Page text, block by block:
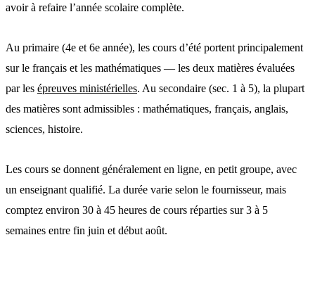
avoir à refaire l’année scolaire complète.
Au primaire (4e et 6e année), les cours d’été portent principalement
sur le français et les mathématiques — les deux matières évaluées
par les épreuves ministérielles. Au secondaire (sec. 1 à 5), la plupart
des matières sont admissibles : mathématiques, français, anglais,
sciences, histoire.
Les cours se donnent généralement en ligne, en petit groupe, avec
un enseignant qualifié. La durée varie selon le fournisseur, mais
comptez environ 30 à 45 heures de cours réparties sur 3 à 5
semaines entre fin juin et début août.